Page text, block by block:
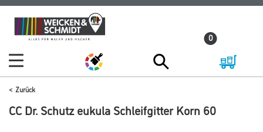
Zum
Inhalt
Zum
Navigationsmenü
0
Zurück
CC Dr. Schutz eukula Schleifgitter Korn 60